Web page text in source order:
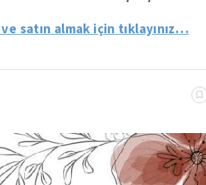
satın almak için tıklayınız…